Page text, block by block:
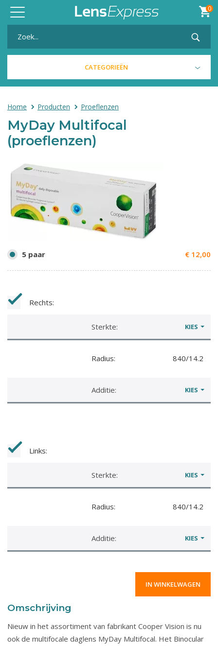
Toggle
navigation
0
CATEGORIEËN
Home Producten Proeflenzen
MyDay Multifocal
(proeflenzen)
5 paar € 12,00
Rechts:
Sterkte: KIES
Radius: 840/14.2
Additie: KIES
Links:
Sterkte: KIES
Radius: 840/14.2
Additie: KIES
Omschrijving
Nieuw in het assortiment van fabrikant Cooper Vision is nu
ook de multifocale daglens MyDay Multifocal. Het Binocular